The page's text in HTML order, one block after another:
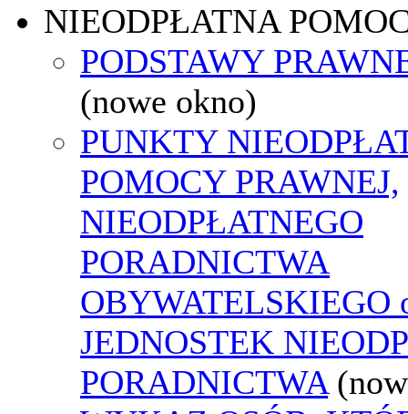
NIEODPŁATNA
PODSTAWY
(nowe okno)
PUNKTY
POMOCY PRAWNEJ,
NIEODPŁATNEGO
PORADNICTWA
OBYWATELSKIEGO
JEDNOSTEK
PORADNICTWA